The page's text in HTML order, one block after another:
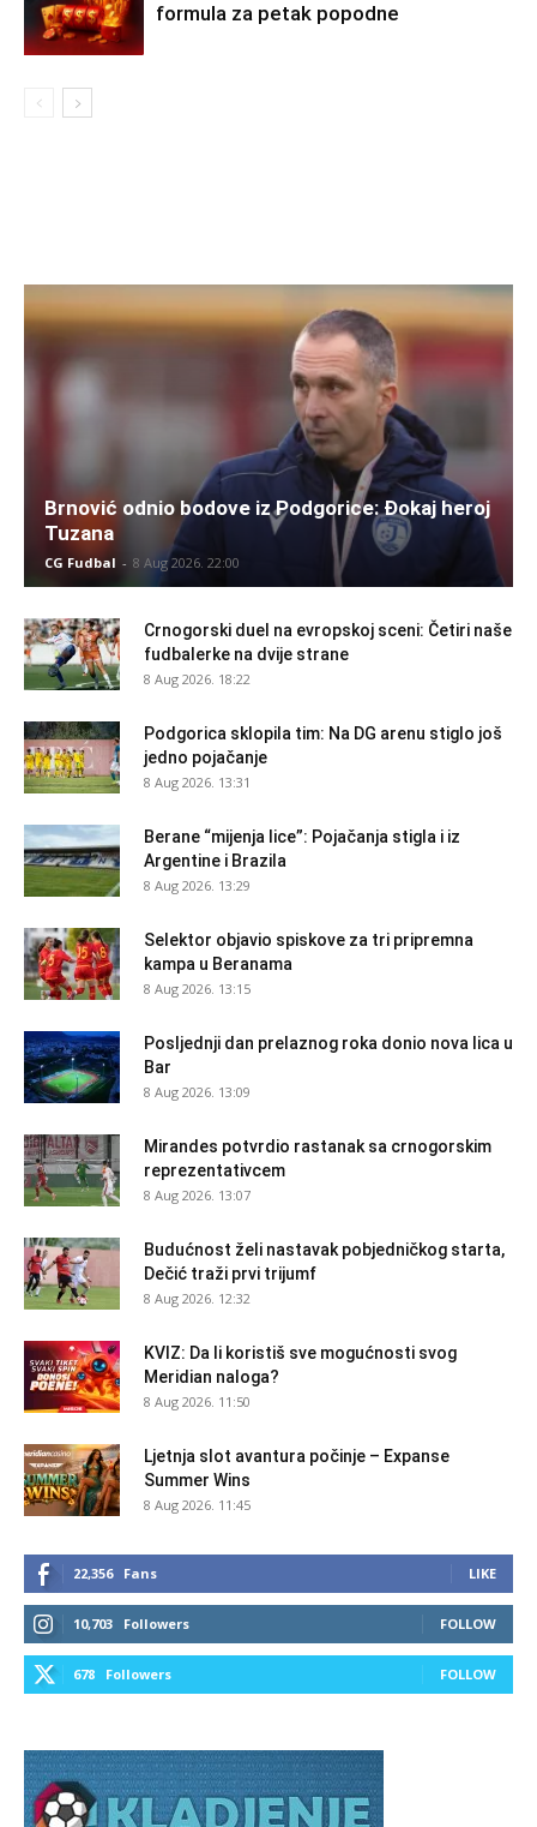
formula za petak popodne
Brnović odnio bodove iz Podgorice: Đokaj heroj
Tuzana
CG Fudbal - 8 Aug 2026. 22:00
Crnogorski duel na evropskoj sceni: Četiri naše
fudbalerke na dvije strane
8 Aug 2026. 18:22
Podgorica sklopila tim: Na DG arenu stiglo još
jedno pojačanje
8 Aug 2026. 13:31
Berane “mijenja lice”: Pojačanja stigla i iz
Argentine i Brazila
8 Aug 2026. 13:29
Selektor objavio spiskove za tri pripremna
kampa u Beranama
8 Aug 2026. 13:15
Posljednji dan prelaznog roka donio nova lica u
Bar
8 Aug 2026. 13:09
Mirandes potvrdio rastanak sa crnogorskim
reprezentativcem
8 Aug 2026. 13:07
Budućnost želi nastavak pobjedničkog starta,
Dečić traži prvi trijumf
8 Aug 2026. 12:32
KVIZ: Da li koristiš sve mogućnosti svog
Meridian naloga?
8 Aug 2026. 11:50
Ljetnja slot avantura počinje – Expanse
Summer Wins
8 Aug 2026. 11:45
22,356 Fans LIKE
10,703 Followers FOLLOW
678 Followers FOLLOW